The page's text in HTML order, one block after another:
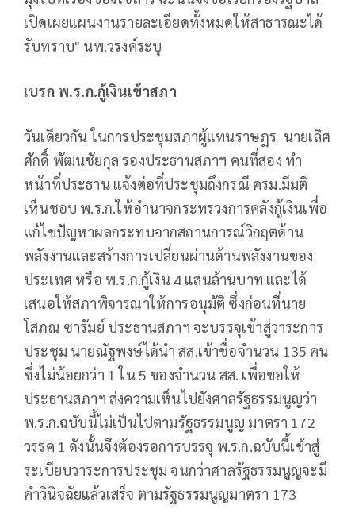
เปิดเผยแผนงานรายละเอียดทั้งหมดให้สาธารณะได้
รับทราบ" นพ.วรงค์ระบุ
เบรก พ.ร.ก.กู้เงินเข้าสภา
วันเดียวกัน ในการประชุมสภาผู้แทนราษฎร นายเลิศ
ศักดิ์ พัฒนชัยกุล รองประธานสภาฯ คนที่สอง ทำ
หน้าที่ประธาน แจ้งต่อที่ประชุมถึงกรณี ครม.มีมติ
เห็นชอบ พ.ร.ก.ให้อำนาจกระทรวงการคลังกู้เงินเพื่อ
แก้ไขปัญหาผลกระทบจากสถานการณ์วิกฤตด้าน
พลังงานและสร้างการเปลี่ยนผ่านด้านพลังงานของ
ประเทศ หรือ พ.ร.ก.กู้เงิน 4 แสนล้านบาท และได้
เสนอให้สภาพิจารณาให้การอนุมัติ ซึ่งก่อนที่นาย
โสภณ ซารัมย์ ประธานสภาฯ จะบรรจุเข้าสู่วาระการ
ประชุม นายณัฐพงษ์ได้นำ สส.เข้าชื่อจำนวน 135 คน
ซึ่งไม่น้อยกว่า 1 ใน 5 ของจำนวน สส. เพื่อขอให้
ประธานสภาฯ ส่งความเห็นไปยังศาลรัฐธรรมนูญว่า
พ.ร.ก.ฉบับนี้ไม่เป็นไปตามรัฐธรรมนูญ มาตรา 172
วรรค 1 ดังนั้นจึงต้องรอการบรรจุ พ.ร.ก.ฉบับนี้เข้าสู่
ระเบียบวาระการประชุม จนกว่าศาลรัฐธรรมนูญจะมี
คำวินิจฉัยแล้วเสร็จ ตามรัฐธรรมนูญมาตรา 173